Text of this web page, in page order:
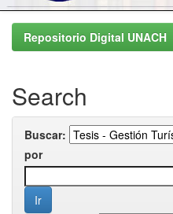
Skip
navigationRepositorio Digital UNACH
Search
Buscar:
por